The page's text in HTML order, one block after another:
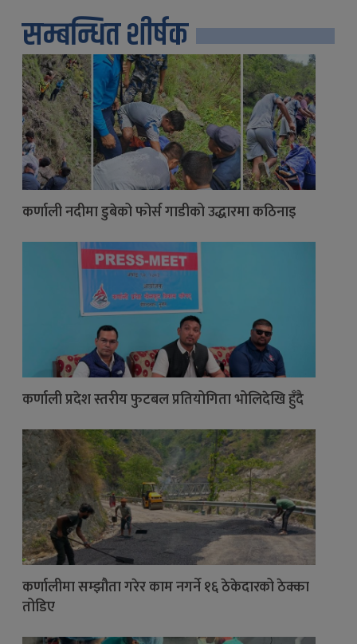
सम्बन्धित शीर्षक
कर्णाली नदीमा डुबेको फोर्स गाडीको उद्धारमा कठिनाइ
कर्णाली प्रदेश स्तरीय फुटबल प्रतियोगिता भोलिदेखि हुँदै
कर्णालीमा सम्झौता गरेर काम नगर्ने १६ ठेकेदारको ठेक्का
तोडिए